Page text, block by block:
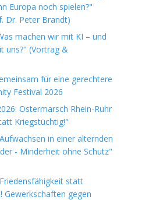
Europa noch spielen?"
Dr. Peter Brandt)
machen wir mit KI – und
uns?" (Vortrag &
für eine gerechtere
Festival 2026
Ostermarsch Rhein-Ruhr
Kriegstüchtig!"
in einer alternden
- Minderheit ohne Schutz"
statt
Gewerkschaften gegen